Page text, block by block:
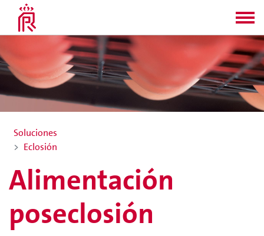
Soluciones
Eclosión
Alimentación
poseclosión